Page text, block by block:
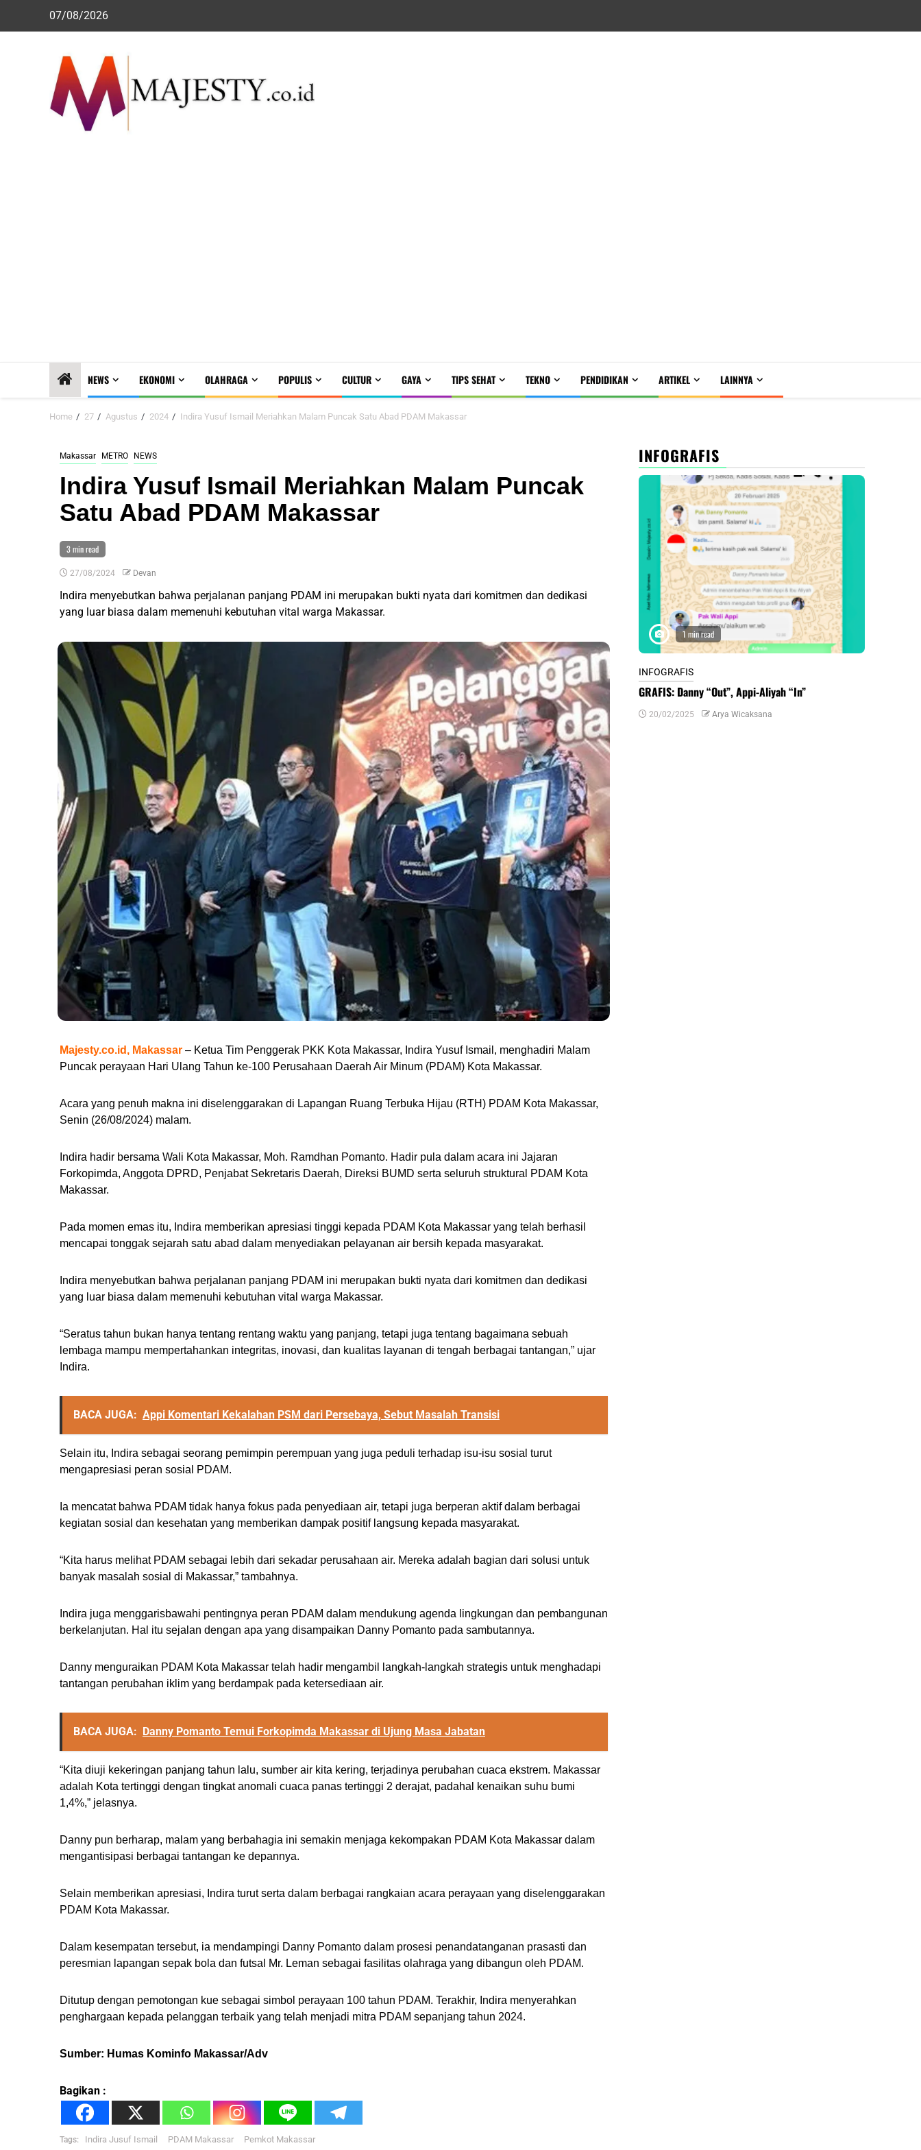
07/08/2026
NEWS EKONOMI OLAHRAGA POPULIS CULTUR GAYA TIPS SEHAT TEKNO PENDIDIKAN ARTIKEL LAINNYA
Home 27 Agustus 2024 Indira Yusuf Ismail Meriahkan Malam Puncak Satu Abad PDAM Makassar
Makassar METRO NEWS
Indira Yusuf Ismail Meriahkan Malam Puncak
Satu Abad PDAM Makassar
3 min read
27/08/2024 Devan
Indira menyebutkan bahwa perjalanan panjang PDAM ini merupakan bukti nyata dari komitmen dan dedikasi
yang luar biasa dalam memenuhi kebutuhan vital warga Makassar.
Majesty.co.id, Makassar – Ketua Tim Penggerak PKK Kota Makassar, Indira Yusuf Ismail, menghadiri Malam
Puncak perayaan Hari Ulang Tahun ke-100 Perusahaan Daerah Air Minum (PDAM) Kota Makassar.
Acara yang penuh makna ini diselenggarakan di Lapangan Ruang Terbuka Hijau (RTH) PDAM Kota Makassar,
Senin (26/08/2024) malam.
Indira hadir bersama Wali Kota Makassar, Moh. Ramdhan Pomanto. Hadir pula dalam acara ini Jajaran
Forkopimda, Anggota DPRD, Penjabat Sekretaris Daerah, Direksi BUMD serta seluruh struktural PDAM Kota
Makassar.
Pada momen emas itu, Indira memberikan apresiasi tinggi kepada PDAM Kota Makassar yang telah berhasil
mencapai tonggak sejarah satu abad dalam menyediakan pelayanan air bersih kepada masyarakat.
Indira menyebutkan bahwa perjalanan panjang PDAM ini merupakan bukti nyata dari komitmen dan dedikasi
yang luar biasa dalam memenuhi kebutuhan vital warga Makassar.
“Seratus tahun bukan hanya tentang rentang waktu yang panjang, tetapi juga tentang bagaimana sebuah
lembaga mampu mempertahankan integritas, inovasi, dan kualitas layanan di tengah berbagai tantangan,” ujar
Indira.
BACA JUGA: Appi Komentari Kekalahan PSM dari Persebaya, Sebut Masalah Transisi
Selain itu, Indira sebagai seorang pemimpin perempuan yang juga peduli terhadap isu-isu sosial turut
mengapresiasi peran sosial PDAM.
Ia mencatat bahwa PDAM tidak hanya fokus pada penyediaan air, tetapi juga berperan aktif dalam berbagai
kegiatan sosial dan kesehatan yang memberikan dampak positif langsung kepada masyarakat.
“Kita harus melihat PDAM sebagai lebih dari sekadar perusahaan air. Mereka adalah bagian dari solusi untuk
banyak masalah sosial di Makassar,” tambahnya.
Indira juga menggarisbawahi pentingnya peran PDAM dalam mendukung agenda lingkungan dan pembangunan
berkelanjutan. Hal itu sejalan dengan apa yang disampaikan Danny Pomanto pada sambutannya.
Danny menguraikan PDAM Kota Makassar telah hadir mengambil langkah-langkah strategis untuk menghadapi
tantangan perubahan iklim yang berdampak pada ketersediaan air.
BACA JUGA: Danny Pomanto Temui Forkopimda Makassar di Ujung Masa Jabatan
“Kita diuji kekeringan panjang tahun lalu, sumber air kita kering, terjadinya perubahan cuaca ekstrem. Makassar
adalah Kota tertinggi dengan tingkat anomali cuaca panas tertinggi 2 derajat, padahal kenaikan suhu bumi
1,4%,” jelasnya.
Danny pun berharap, malam yang berbahagia ini semakin menjaga kekompakan PDAM Kota Makassar dalam
mengantisipasi berbagai tantangan ke depannya.
Selain memberikan apresiasi, Indira turut serta dalam berbagai rangkaian acara perayaan yang diselenggarakan
PDAM Kota Makassar.
Dalam kesempatan tersebut, ia mendampingi Danny Pomanto dalam prosesi penandatanganan prasasti dan
peresmian lapangan sepak bola dan futsal Mr. Leman sebagai fasilitas olahraga yang dibangun oleh PDAM.
Ditutup dengan pemotongan kue sebagai simbol perayaan 100 tahun PDAM. Terakhir, Indira menyerahkan
penghargaan kepada pelanggan terbaik yang telah menjadi mitra PDAM sepanjang tahun 2024.
Sumber: Humas Kominfo Makassar/Adv
Bagikan :
Tags: Indira Jusuf Ismail PDAM Makassar Pemkot Makassar
INFOGRAFIS
1 min read
INFOGRAFIS
GRAFIS: Danny “Out”, Appi-Aliyah “In”
20/02/2025 Arya Wicaksana